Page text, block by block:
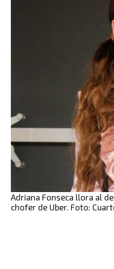
Adriana Fonseca llora al
chofer de Uber. Foto: